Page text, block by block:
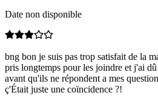
Date non disponible
bng bon je suis pas trop satisfait de la
pris longtemps pour les joindre et j'ai
avant qu'ils ne répondent a mes
ç'Était juste une coïncidence ?!